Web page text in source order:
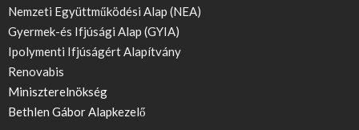
Nemzeti Együttműködési Alap (NEA)
Gyermek-és Ifjúsági Alap (GYIA)
Ipolymenti Ifjúságért Alapítvány
Renovabis
Miniszterelnökség
Bethlen Gábor Alapkezelő